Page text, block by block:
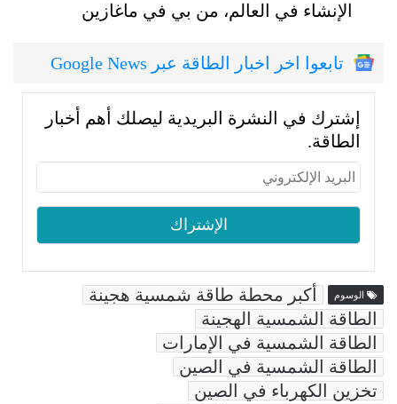
الإنشاء في العالم، من بي في ماغازين
تابعوا اخر اخبار الطاقة عبر Google News
إشترك في النشرة البريدية ليصلك أهم أخبار
الطاقة.
الوسوم
أكبر محطة طاقة شمسية هجينة
الطاقة الشمسية الهجينة
الطاقة الشمسية في الإمارات
الطاقة الشمسية في الصين
تخزين الكهرباء في الصين